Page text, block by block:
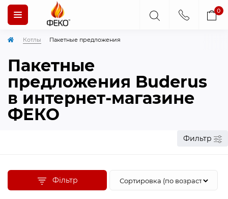
0
Котлы Пакетные предложения
Пакетные
предложения Buderus
в интернет-магазине
ФЕКО
Фильтр
Фільтр